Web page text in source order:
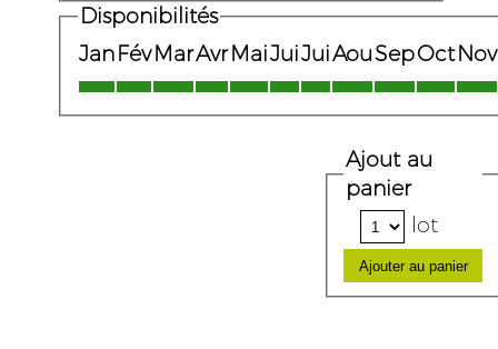
Disponibilités
JanFévMarAvrMaiJuiJuiAouSepOctNov
Ajout au
panier
lot